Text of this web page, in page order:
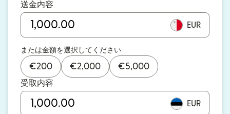
送金内容
EUR
または金額を選択してください
€200 €2,000 €5,000
受取内容
EUR